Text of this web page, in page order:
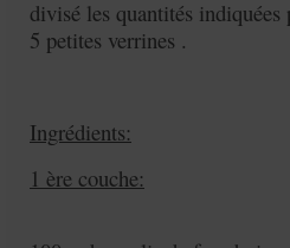
divisé les quantités indiquées
5 petites verrines .
Ingrédients:
1 ère couche: